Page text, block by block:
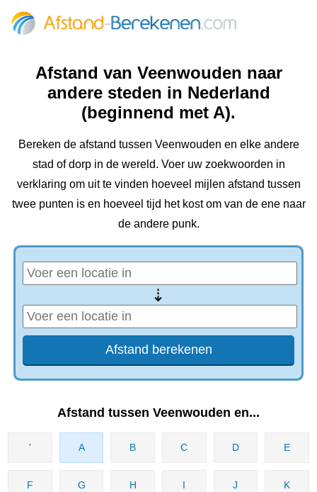
Afstand van Veenwouden naar
andere steden in Nederland
(beginnend met A).
Bereken de afstand tussen Veenwouden en elke andere
stad of dorp in de wereld. Voer uw zoekwoorden in
verklaring om uit te vinden hoeveel mijlen afstand tussen
twee punten is en hoeveel tijd het kost om van de ene naar
de andere punk.
⇢
Afstand tussen Veenwouden en...
' A B C D E
F G H I J K